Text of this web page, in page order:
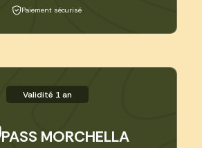
Validité 1 an
PASS MORCHELLA
Paiement sécurisé